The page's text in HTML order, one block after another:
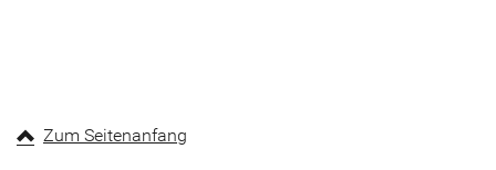
Zum Seitenanfang